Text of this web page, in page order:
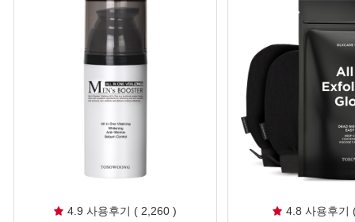
4.9 사용후기 ( 2,260 ) 4.8 사용후기